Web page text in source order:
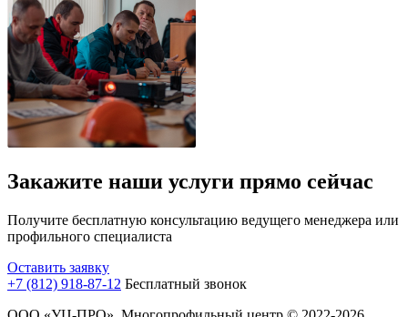
Закажите наши услуги прямо сейчас
Получите бесплатную консультацию ведущего менеджера или
профильного специалиста
Оставить заявку
+7 (812) 918-87-12 Бесплатный звонок